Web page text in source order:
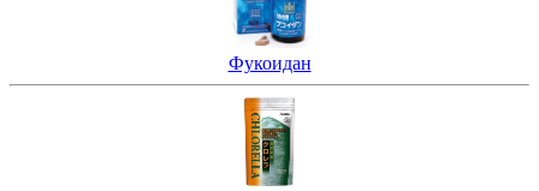
Фукоидан